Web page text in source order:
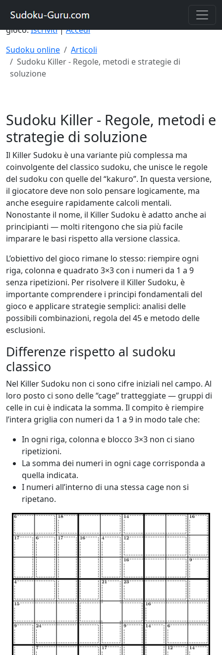
su diversi dispositivi e di salvare i vostri progressi di
gioco.Iscriviti|Accedi
Sudoku online
Articoli
Sudoku Killer - Regole, metodi e strategie di
soluzione
Sudoku Killer - Regole, metodi e
strategie di soluzione
Il Killer Sudoku è una variante più complessa ma
coinvolgente del classico sudoku, che unisce le regole
del sudoku con quelle del “kakuro”. In questa versione,
il giocatore deve non solo pensare logicamente, ma
anche eseguire rapidamente calcoli mentali.
Nonostante il nome, il Killer Sudoku è adatto anche ai
principianti — molti ritengono che sia più facile
imparare le basi rispetto alla versione classica.
L’obiettivo del gioco rimane lo stesso: riempire ogni
riga, colonna e quadrato 3×3 con i numeri da 1 a 9
senza ripetizioni. Per risolvere il Killer Sudoku, è
importante comprendere i principi fondamentali del
gioco e applicare strategie semplici: analisi delle
possibili combinazioni, regola del 45 e metodo delle
esclusioni.
Differenze rispetto al sudoku
classico
Nel Killer Sudoku non ci sono cifre iniziali nel campo. Al
loro posto ci sono delle “cage” tratteggiate — gruppi di
celle in cui è indicata la somma. Il compito è riempire
l’intera griglia con numeri da 1 a 9 in modo tale che:
In ogni riga, colonna e blocco 3×3 non ci siano
ripetizioni.
La somma dei numeri in ogni cage corrisponda a
quella indicata.
I numeri all’interno di una stessa cage non si
ripetano.